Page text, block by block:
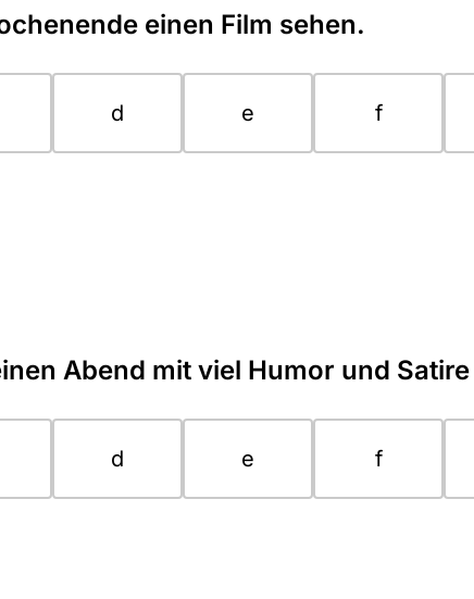
einen Film sehen.
d e f
Abend mit viel Humor und
d e f